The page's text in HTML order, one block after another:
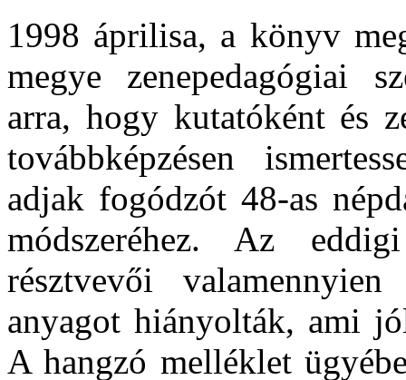
1998 áprilisa, a könyv
megye zenepedagógiai
arra, hogy kutatóként és
továbbképzésen
adjak fogódzót 48-as
módszeréhez. Az
résztvevői
anyagot hiányolták, ami
A hangzó melléklet